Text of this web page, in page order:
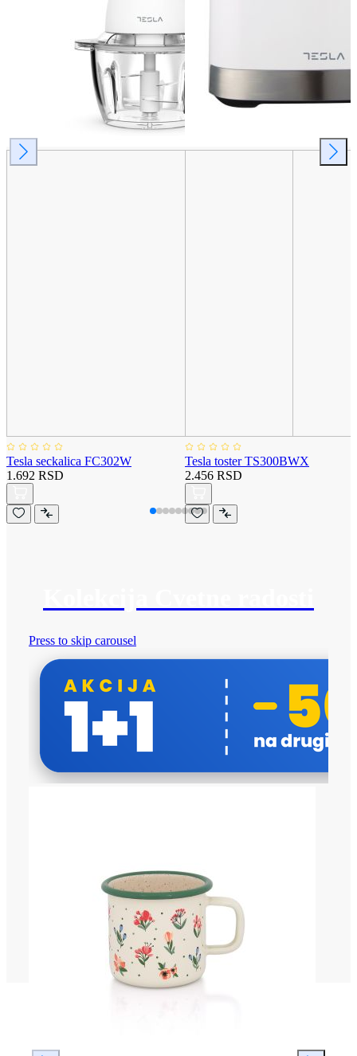
Tesla seckalica FC302W
1.692 RSD
Tesla toster TS300BWX
2.456 RSD
Press to skip carousel